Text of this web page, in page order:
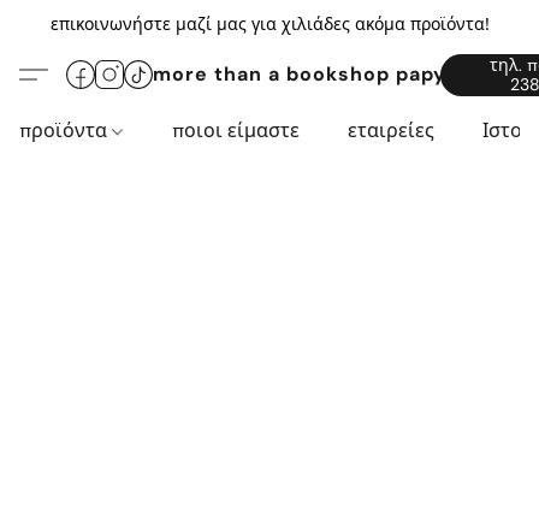
επικοινωνήστε μαζί μας για χιλιάδες ακόμα προϊόντα!
more than a bookshop
τηλ.
προϊόντα ποιοι είμαστε εταιρείες